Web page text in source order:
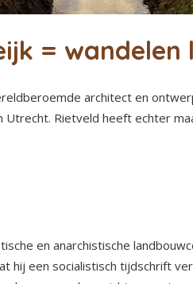
= wandelen
architect en
Utrecht. Rietveld heeft echter
en anarchistische
hij een socialistisch tijdschrift